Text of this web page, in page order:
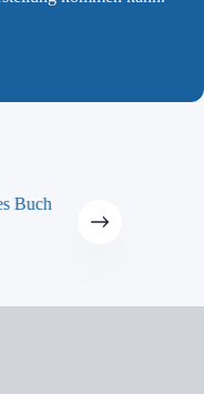
Buch